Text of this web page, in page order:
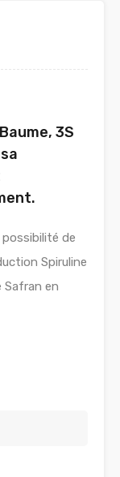
3S
de
Spiruline
Safran en